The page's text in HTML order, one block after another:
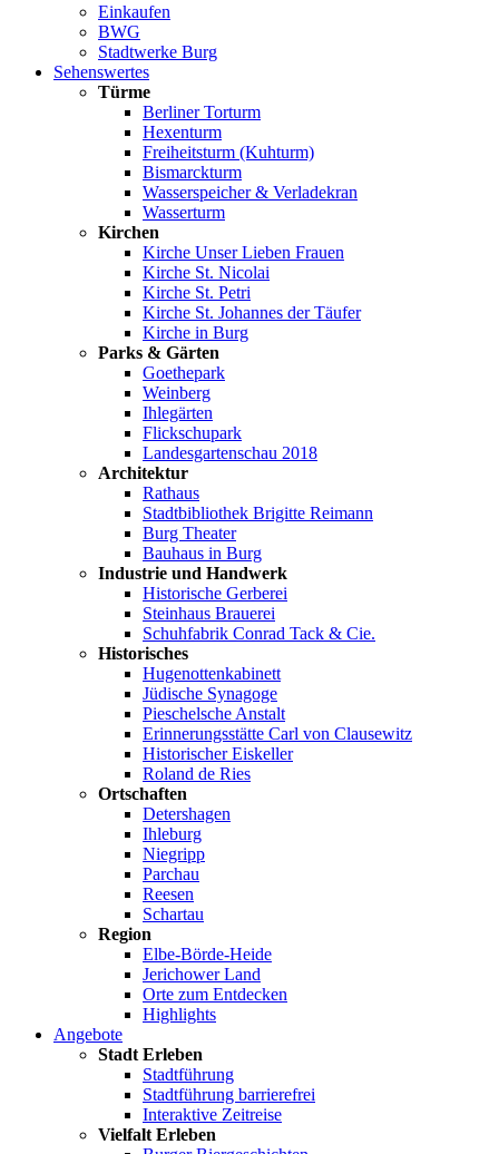
Einkaufen
BWG
Stadtwerke Burg
Sehenswertes
Türme
Berliner Torturm
Hexenturm
Freiheitsturm (Kuhturm)
Bismarckturm
Wasserspeicher & Verladekran
Wasserturm
Kirchen
Kirche Unser Lieben Frauen
Kirche St. Nicolai
Kirche St. Petri
Kirche St. Johannes der Täufer
Kirche in Burg
Parks & Gärten
Goethepark
Weinberg
Ihlegärten
Flickschupark
Landesgartenschau 2018
Architektur
Rathaus
Stadtbibliothek Brigitte Reimann
Burg Theater
Bauhaus in Burg
Industrie und Handwerk
Historische Gerberei
Steinhaus Brauerei
Schuhfabrik Conrad Tack & Cie.
Historisches
Hugenottenkabinett
Jüdische Synagoge
Pieschelsche Anstalt
Erinnerungsstätte Carl von Clausewitz
Historischer Eiskeller
Roland de Ries
Ortschaften
Detershagen
Ihleburg
Niegripp
Parchau
Reesen
Schartau
Region
Elbe-Börde-Heide
Jerichower Land
Orte zum Entdecken
Highlights
Angebote
Stadt Erleben
Stadtführung
Stadtführung barrierefrei
Interaktive Zeitreise
Vielfalt Erleben